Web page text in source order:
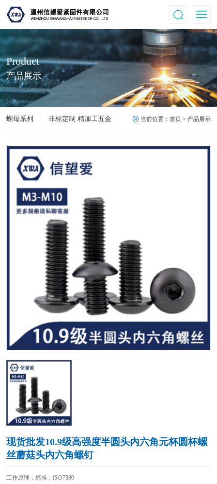
Product
产品展示
螺母系列 非标定制 精加工五金 高强度螺母.螺丝 12.9级
当前位置： 首页> 产品展示
现货批发10.9级高强度半圆头内六角元杯圆杯螺
丝蘑菇头内六角螺钉
工作原理：标准：ISO7380